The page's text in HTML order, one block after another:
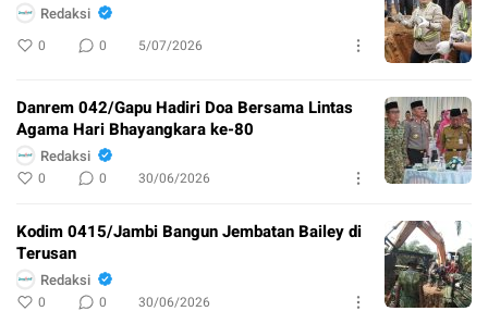
Redaksi
0 0 5/07/2026
Danrem 042/Gapu Hadiri Doa Bersama Lintas
Agama Hari Bhayangkara ke-80
Redaksi
0 0 30/06/2026
Kodim 0415/Jambi Bangun Jembatan Bailey di
Terusan
Redaksi
0 0 30/06/2026